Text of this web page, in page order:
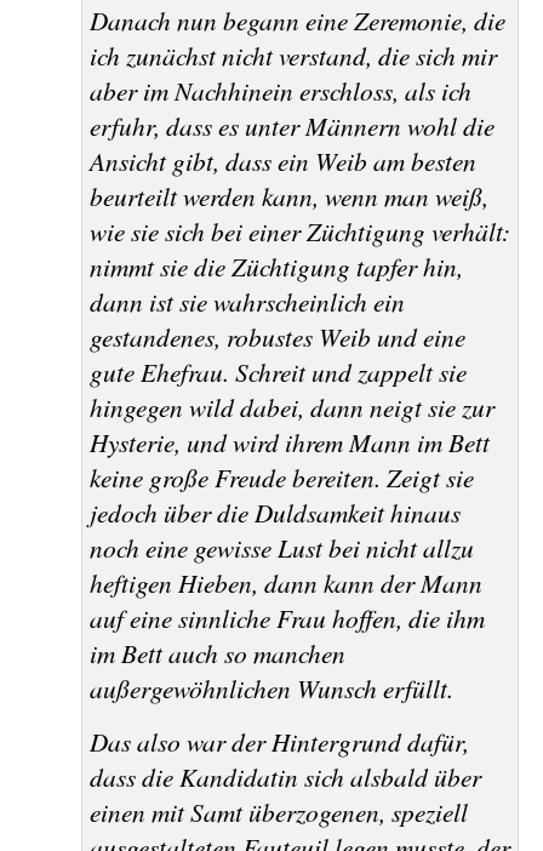
Danach nun begann eine Zeremonie, die
ich zunächst nicht verstand, die sich mir
aber im Nachhinein erschloss, als ich
erfuhr, dass es unter Männern wohl die
Ansicht gibt, dass ein Weib am besten
beurteilt werden kann, wenn man weiß,
wie sie sich bei einer Züchtigung verhält:
nimmt sie die Züchtigung tapfer hin,
dann ist sie wahrscheinlich ein
gestandenes, robustes Weib und eine
gute Ehefrau. Schreit und zappelt sie
hingegen wild dabei, dann neigt sie zur
Hysterie, und wird ihrem Mann im Bett
keine große Freude bereiten. Zeigt sie
jedoch über die Duldsamkeit hinaus
noch eine gewisse Lust bei nicht allzu
heftigen Hieben, dann kann der Mann
auf eine sinnliche Frau hoffen, die ihm
im Bett auch so manchen
außergewöhnlichen Wunsch erfüllt.
Das also war der Hintergrund dafür,
dass die Kandidatin sich alsbald über
einen mit Samt überzogenen, speziell